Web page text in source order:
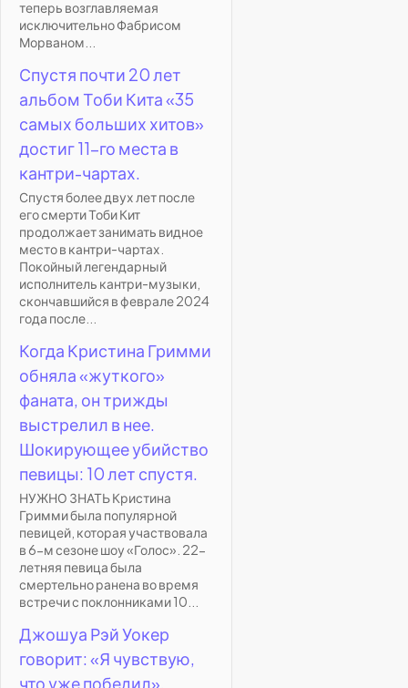
теперь возглавляемая
исключительно Фабрисом
Морваном...
Спустя почти 20 лет
альбом Тоби Кита «35
самых больших хитов»
достиг 11-го места в
кантри-чартах.
Спустя более двух лет после
его смерти Тоби Кит
продолжает занимать видное
место в кантри-чартах.
Покойный легендарный
исполнитель кантри-музыки,
скончавшийся в феврале 2024
года после...
Когда Кристина Гримми
обняла «жуткого»
фаната, он трижды
выстрелил в нее.
Шокирующее убийство
певицы: 10 лет спустя.
НУЖНО ЗНАТЬ Кристина
Гримми была популярной
певицей, которая участвовала
в 6-м сезоне шоу «Голос». 22-
летняя певица была
смертельно ранена во время
встречи с поклонниками 10...
Джошуа Рэй Уокер
говорит: «Я чувствую,
что уже победил»,